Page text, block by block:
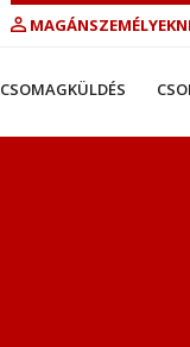
CSOMAGKÜLDÉS